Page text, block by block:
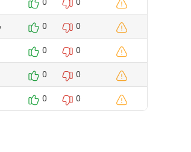
0 0
0 0
0 0
0 0